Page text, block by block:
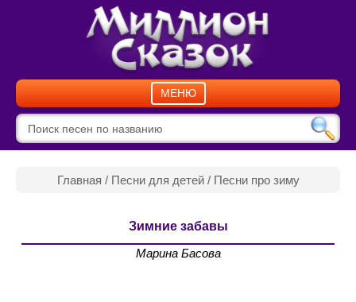
МЕНЮ
Главная / Песни для детей/ Песни про зиму
Зимние забавы
Марина Басова